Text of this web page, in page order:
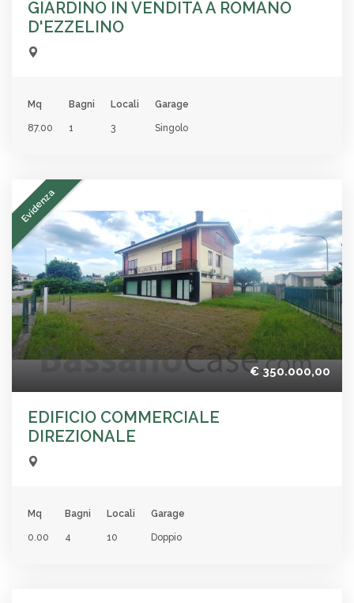
GIARDINO IN VENDITA A ROMANO
D'EZZELINO
Mq
87.00
Bagni
1
Locali
3
Garage
Singolo
Evidenza
€ 350.000,00
EDIFICIO COMMERCIALE
DIREZIONALE
Mq
0.00
Bagni
4
Locali
10
Garage
Doppio